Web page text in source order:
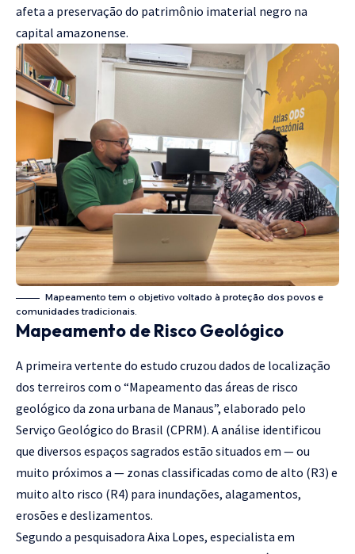
afeta a preservação do patrimônio imaterial negro na
capital amazonense.
Mapeamento tem o objetivo voltado à proteção dos povos e
comunidades tradicionais.
Mapeamento de Risco Geológico
A primeira vertente do estudo cruzou dados de localização
dos terreiros com o “Mapeamento das áreas de risco
geológico da zona urbana de Manaus”, elaborado pelo
Serviço Geológico do Brasil (CPRM). A análise identificou
que diversos espaços sagrados estão situados em — ou
muito próximos a — zonas classificadas como de alto (R3) e
muito alto risco (R4) para inundações, alagamentos,
erosões e deslizamentos.
Segundo a pesquisadora Aixa Lopes, especialista em